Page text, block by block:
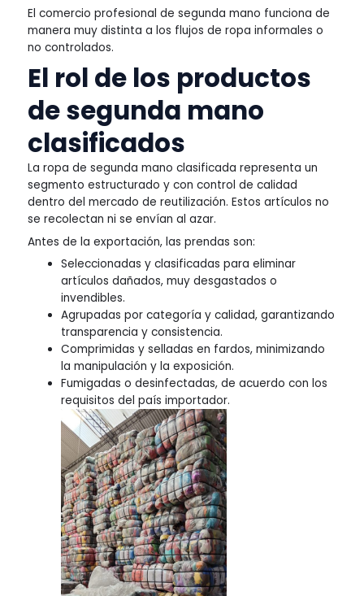
El comercio profesional de segunda mano funciona de
manera muy distinta a los flujos de ropa informales o
no controlados.
El rol de los productos
de segunda mano
clasificados
La ropa de segunda mano clasificada representa un
segmento estructurado y con control de calidad
dentro del mercado de reutilización. Estos artículos no
se recolectan ni se envían al azar.
Antes de la exportación, las prendas son:
Seleccionadas y clasificadas para eliminar
artículos dañados, muy desgastados o
invendibles.
Agrupadas por categoría y calidad, garantizando
transparencia y consistencia.
Comprimidas y selladas en fardos, minimizando
la manipulación y la exposición.
Fumigadas o desinfectadas, de acuerdo con los
requisitos del país importador.